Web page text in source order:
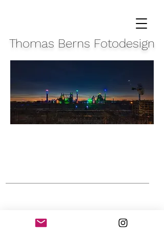
Thomas Berns Fotodesign